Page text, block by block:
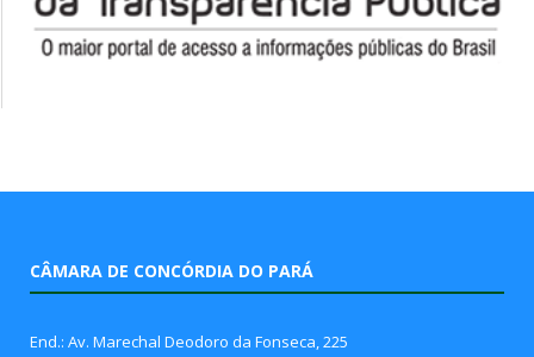
CÂMARA DE CONCÓRDIA DO PARÁ
End.: Av. Marechal Deodoro da Fonseca, 225